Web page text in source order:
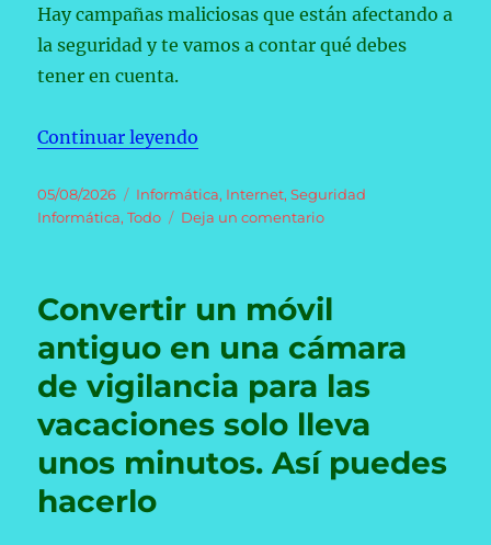
Hay campañas maliciosas que están afectando a
la seguridad y te vamos a contar qué debes
tener en cuenta.
Continuar leyendo
Publicado
el
05/08/2026 Categorías
Informática, Internet,Seguridad
Informática,Todo Deja un comentarioen
que
«el
phishing
ya
necesita
Convertir un móvil
antiguo en una cámara
de vigilancia para las
vacaciones solo lleva
unos minutos. Así puedes
hacerlo